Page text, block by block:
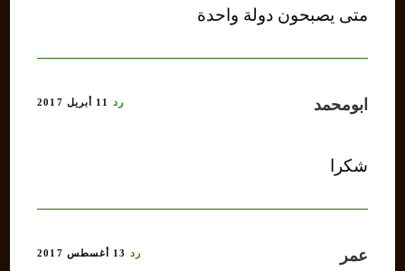
متى يصبحون دولة واحدة
ابومحمد رد 11 أبريل 2017
شكرا
عمر رد 13 أغسطس 2017